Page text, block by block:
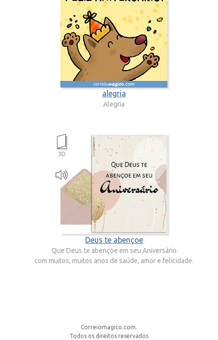
alegria
Alegria
Deus te abençoe
Que Deus te abençoe em seu Aniversário
com muitos, muitos anos de saúde, amor e felicidade.
3D
Correiomagico.com.
Todos os direitos reservados